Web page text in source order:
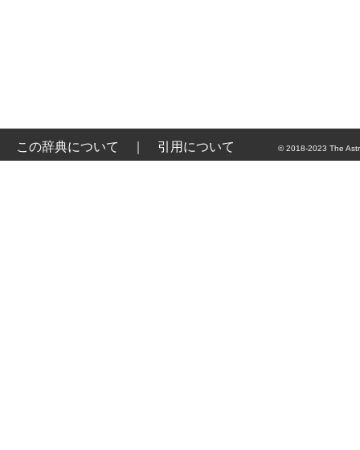
この辞典について 引用について © 2018-2023 The